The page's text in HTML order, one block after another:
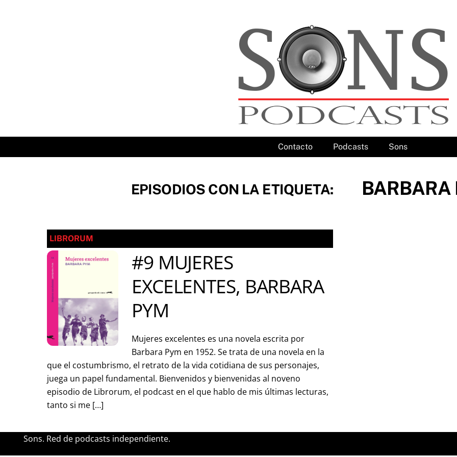
Contacto Podcasts Sons
EPISODIOS CON LA ETIQUETA: BARBARA
LIBRORUM
#9 MUJERES
EXCELENTES, BARBARA
PYM
Mujeres excelentes es una novela escrita por
Barbara Pym en 1952. Se trata de una novela en la
que el costumbrismo, el retrato de la vida cotidiana de sus personajes,
juega un papel fundamental. Bienvenidos y bienvenidas al noveno
episodio de Librorum, el podcast en el que hablo de mis últimas lecturas,
tanto si me […]
Sons. Red de podcasts independiente.